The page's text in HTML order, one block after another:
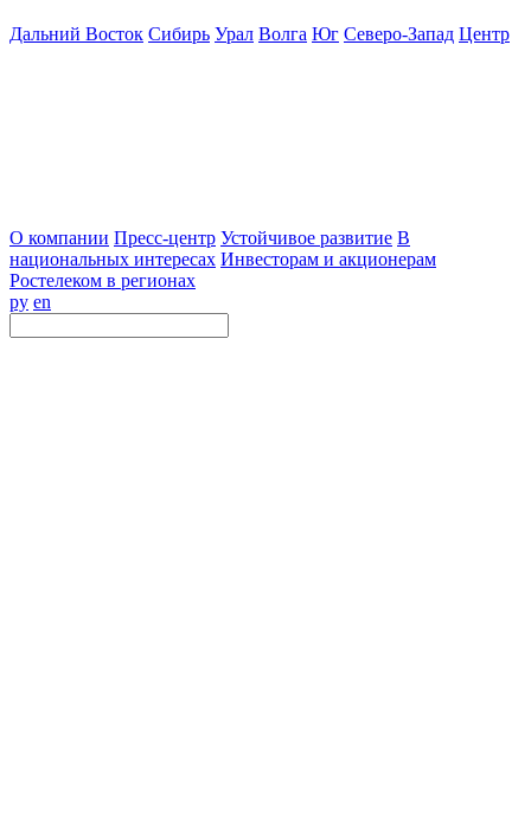
Дальний Восток Сибирь Урал Волга Юг Северо-Запад Центр
О компании Пресс-центр Устойчивое развитие В
национальных интересах Инвесторам и акционерам
Ростелеком в регионах
ру en